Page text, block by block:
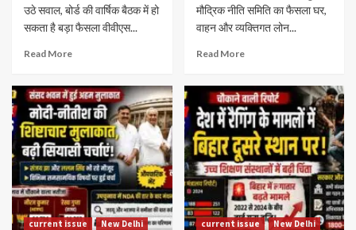
उठे सवाल, बोर्ड की वार्षिक बैठक में हो
सकता है बड़ा फैसला वीवीएस...
Read More
मौद्रिक नीति समिति का फैसला घर,
वाहन और व्यक्तिगत लोन...
Read More
current issue
New Delhi
current issue
New Delhi